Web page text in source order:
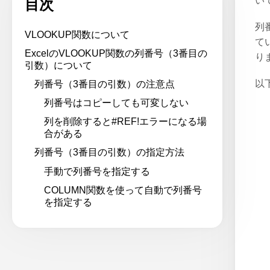
目次
VLOOKUP関数について
ExcelのVLOOKUP関数の列番号（3番目の
引数）について
列番号（3番目の引数）の注意点
列番号はコピーしても可変しない
列を削除すると#REF!エラーになる場
合がある
列番号（3番目の引数）の指定方法
手動で列番号を指定する
COLUMN関数を使って自動で列番号
を指定する
列
て
り
以